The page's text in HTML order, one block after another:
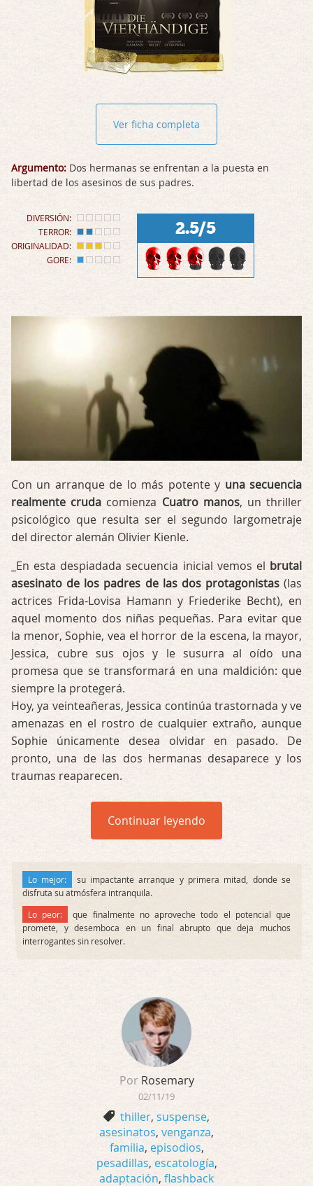
Ver ficha completa
Argumento: Dos hermanas se enfrentan a la puesta en
libertad de los asesinos de sus padres.
DIVERSIÓN:
TERROR:
ORIGINALIDAD:
GORE:
2.5/5
Con un arranque de lo más potente y una secuencia
realmente cruda comienza Cuatro manos, un thriller
psicológico que resulta ser el segundo largometraje
del director alemán Olivier Kienle.
_En esta despiadada secuencia inicial vemos el brutal
asesinato de los padres de las dos protagonistas(las
actrices Frida-Lovisa Hamann y Friederike Becht), en
aquel momento dos niñas pequeñas. Para evitar que
la menor, Sophie, vea el horror de la escena, la mayor,
Jessica, cubre sus ojos y le susurra al oído una
promesa que se transformará en una maldición: que
siempre la protegerá.
Hoy, ya veinteañeras, Jessica continúa trastornada y ve
amenazas en el rostro de cualquier extraño, aunque
Sophie únicamente desea olvidar en pasado. De
pronto, una de las dos hermanas desaparece y los
traumas reaparecen.
Continuar leyendo
Lo mejor:
su impactante arranque y primera mitad, donde se
disfruta su atmósfera intranquila.
Lo peor:
que finalmente no aproveche todo el potencial que
promete, y desemboca en un final abrupto que deja muchos
interrogantes sin resolver.
PorRosemary
02/11/19
thiller, suspense,
asesinatos, venganza,
familia, episodios,
pesadillas, escatología,
adaptación, flashback